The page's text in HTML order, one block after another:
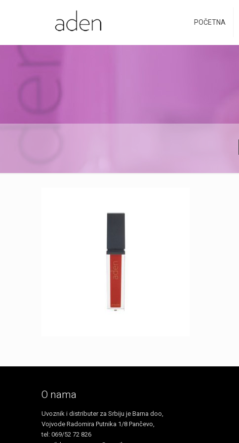
POČETNA
O nama
Uvoznik i distributer za Srbiju je Barna doo,
Vojvode Radomira Putnika 1/8 Pančevo,
tel: 069/52 72 826